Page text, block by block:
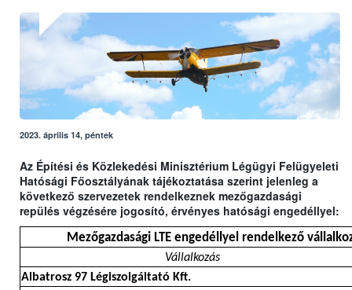
2023. április 14, péntek
Az Építési és Közlekedési Minisztérium Légügyi Felügyeleti
Hatósági Főosztályának tájékoztatása szerint jelenleg a
következő szervezetek rendelkeznek mezőgazdasági
repülés végzésére jogosító, érvényes hatósági engedéllyel:
Mezőgazdasági LTE engedéllyel rendelkező
Vállalkozás
Albatrosz 97 Légiszolgáltató Kft.